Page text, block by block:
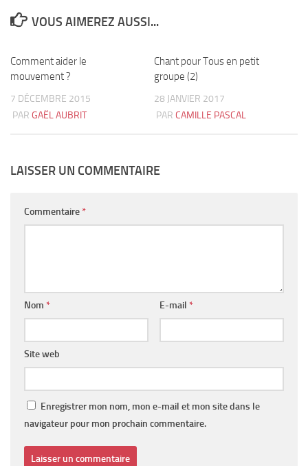
VOUS AIMEREZ AUSSI...
Comment aider le
mouvement ?
7 DÉCEMBRE 2015
PAR GAËL AUBRIT
Chant pour Tous en petit
groupe (2)
28 JANVIER 2017
PAR CAMILLE PASCAL
LAISSER UN COMMENTAIRE
Commentaire *
Nom * E-mail *
Site web
Enregistrer mon nom, mon e-mail et mon site dans le
navigateur pour mon prochain commentaire.